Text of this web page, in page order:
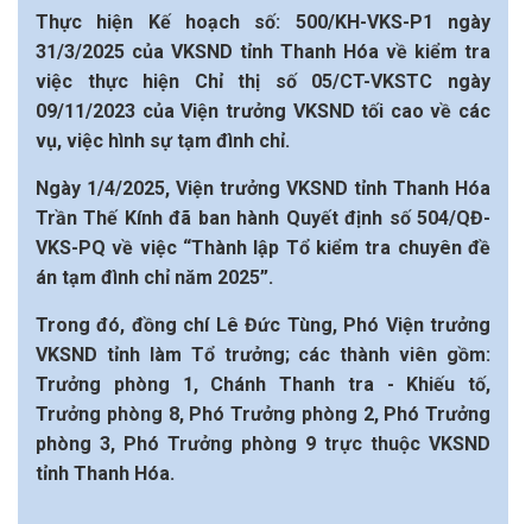
Thực hiện Kế hoạch số: 500/KH-VKS-P1 ngày
31/3/2025 của VKSND tỉnh Thanh Hóa về kiểm tra
việc thực hiện Chỉ thị số 05/CT-VKSTC ngày
09/11/2023 của Viện trưởng VKSND tối cao về các
vụ, việc hình sự tạm đình chỉ.
Ngày 1/4/2025, Viện trưởng VKSND tỉnh Thanh Hóa
Trần Thế Kính đã ban hành Quyết định số 504/QĐ-
VKS-PQ về việc “Thành lập Tổ kiểm tra chuyên đề
án tạm đình chỉ năm 2025”.
Trong đó, đồng chí Lê Đức Tùng, Phó Viện trưởng
VKSND tỉnh làm Tổ trưởng; các thành viên gồm:
Trưởng phòng 1, Chánh Thanh tra - Khiếu tố,
Trưởng phòng 8, Phó Trưởng phòng 2, Phó Trưởng
phòng 3, Phó Trưởng phòng 9 trực thuộc VKSND
tỉnh Thanh Hóa.